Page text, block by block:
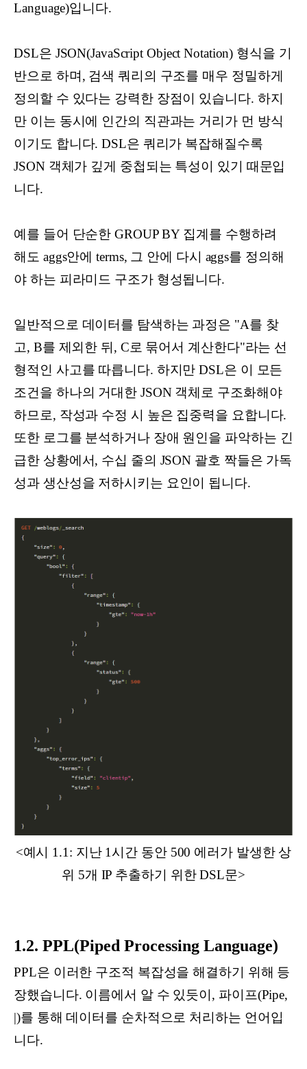
Language)입니다.
DSL은 JSON(JavaScript Object Notation) 형식을 기
반으로 하며, 검색 쿼리의 구조를 매우 정밀하게
정의할 수 있다는 강력한 장점이 있습니다. 하지
만 이는 동시에 인간의 직관과는 거리가 먼 방식
이기도 합니다. DSL은 쿼리가 복잡해질수록
JSON 객체가 깊게 중첩되는 특성이 있기 때문입
니다.
예를 들어 단순한 GROUP BY 집계를 수행하려
해도 aggs안에 terms, 그 안에 다시 aggs를 정의해
야 하는 피라미드 구조가 형성됩니다.
일반적으로 데이터를 탐색하는 과정은 "A를 찾
고, B를 제외한 뒤, C로 묶어서 계산한다"라는 선
형적인 사고를 따릅니다. 하지만 DSL은 이 모든
조건을 하나의 거대한 JSON 객체로 구조화해야
하므로, 작성과 수정 시 높은 집중력을 요합니다.
또한 로그를 분석하거나 장애 원인을 파악하는 긴
급한 상황에서, 수십 줄의 JSON 괄호 짝들은 가독
성과 생산성을 저하시키는 요인이 됩니다.
<예시 1.1: 지난 1시간 동안 500 에러가 발생한 상
위 5개 IP 추출하기 위한 DSL문>
1.2. PPL(Piped Processing Language)
PPL은 이러한 구조적 복잡성을 해결하기 위해 등
장했습니다. 이름에서 알 수 있듯이, 파이프(Pipe,
|)를 통해 데이터를 순차적으로 처리하는 언어입
니다.